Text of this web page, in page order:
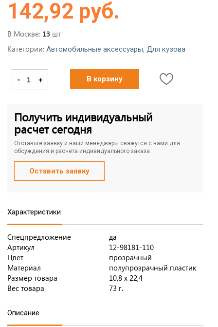
142,92 руб.
В Москве: 13 шт
Категории: Автомобильные аксессуары, Для кузова
- + В корзину
Получить индивидуальный
расчет сегодня
Отставьте заявку и наши менеджеры свяжутся с вами для
обсуждения и расчета индивидуального заказа
Оставить заявку
Характеристики
Спецпредложение
да
Артикул
12-98181-110
Цвет
прозрачный
Материал
полупрозрачный пластик
Размер товара
10,8 x 22,4
Вес товара
73 г.
Описание